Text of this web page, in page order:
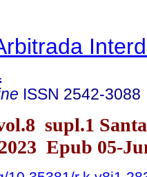
ISSN 2542-3088
supl.1
Epub 05-